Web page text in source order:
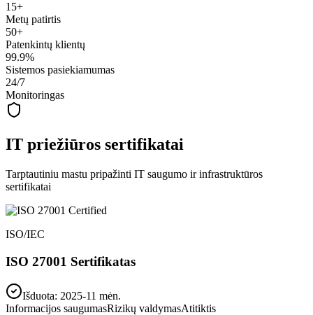
15+
Metų patirtis
50+
Patenkintų klientų
99.9%
Sistemos pasiekiamumas
24/7
Monitoringas
IT priežiūros sertifikatai
Tarptautiniu mastu pripažinti IT saugumo ir infrastruktūros
sertifikatai
ISO/IEC
ISO 27001 Sertifikatas
Išduota: 2025-11 mėn.
Informacijos saugumasRizikų valdymasAtitiktis